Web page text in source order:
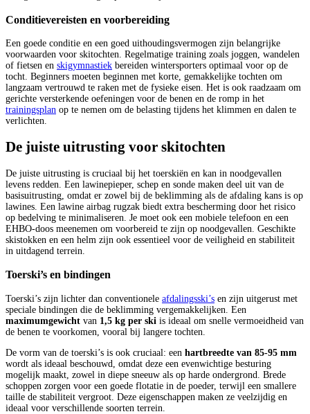
Conditievereisten en voorbereiding
Een goede conditie en een goed uithoudingsvermogen zijn belangrijke
voorwaarden voor skitochten. Regelmatige training zoals joggen, wandelen
of fietsen en skigymnastiek bereiden wintersporters optimaal voor op de
tocht. Beginners moeten beginnen met korte, gemakkelijke tochten om
langzaam vertrouwd te raken met de fysieke eisen. Het is ook raadzaam om
gerichte versterkende oefeningen voor de benen en de romp in het
trainingsplan op te nemen om de belasting tijdens het klimmen en dalen te
verlichten.
De juiste uitrusting voor skitochten
De juiste uitrusting is cruciaal bij het toerskiën en kan in noodgevallen
levens redden. Een lawinepieper, schep en sonde maken deel uit van de
basisuitrusting, omdat er zowel bij de beklimming als de afdaling kans is op
lawines. Een lawine airbag rugzak biedt extra bescherming door het risico
op bedelving te minimaliseren. Je moet ook een mobiele telefoon en een
EHBO-doos meenemen om voorbereid te zijn op noodgevallen. Geschikte
skistokken en een helm zijn ook essentieel voor de veiligheid en stabiliteit
in uitdagend terrein.
Toerski’s en bindingen
Toerski’s zijn lichter dan conventionele afdalingsski’s en zijn uitgerust met
speciale bindingen die de beklimming vergemakkelijken. Een
maximumgewicht van 1,5 kg per ski is ideaal om snelle vermoeidheid van
de benen te voorkomen, vooral bij langere tochten.
De vorm van de toerski’s is ook cruciaal: een hartbreedte van 85-95 mm
wordt als ideaal beschouwd, omdat deze een evenwichtige besturing
mogelijk maakt, zowel in diepe sneeuw als op harde ondergrond. Brede
schoppen zorgen voor een goede flotatie in de poeder, terwijl een smallere
taille de stabiliteit vergroot. Deze eigenschappen maken ze veelzijdig en
ideaal voor verschillende soorten terrein.